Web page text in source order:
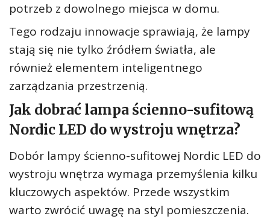
potrzeb z dowolnego miejsca w domu.
Tego rodzaju innowacje sprawiają, że lampy
stają się nie tylko źródłem światła, ale
również elementem inteligentnego
zarządzania przestrzenią.
Jak dobrać lampa ścienno-sufitową
Nordic LED do wystroju wnętrza?
Dobór lampy ścienno-sufitowej Nordic LED do
wystroju wnętrza wymaga przemyślenia kilku
kluczowych aspektów. Przede wszystkim
warto zwrócić uwagę na styl pomieszczenia.